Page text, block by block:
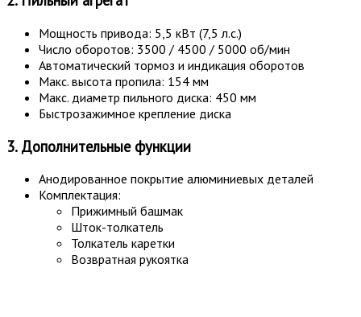
Мощность привода: 5,5 кВт (7,5 л.с.)
Число оборотов: 3500 / 4500 / 5000 об/мин
Автоматический тормоз и индикация оборотов
Макс. высота пропила: 154 мм
Макс. диаметр пильного диска: 450 мм
Быстрозажимное крепление диска
3. Дополнительные функции
Анодированное покрытие алюминиевых деталей
Комплектация:
Прижимный башмак
Шток-толкатель
Толкатель каретки
Возвратная рукоятка